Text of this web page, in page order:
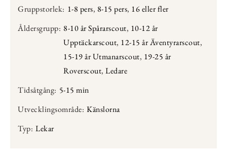
Gruppstorlek: 1-8 pers, 8-15 pers, 16 eller fler
Åldersgrupp: 8-10 år Spårarscout, 10-12 år
Upptäckarscout, 12-15 år Äventyrarscout,
15-19 år Utmanarscout, 19-25 år
Roverscout, Ledare
Tidsåtgång: 5-15 min
Utvecklingsområde: Känslorna
Typ: Lekar